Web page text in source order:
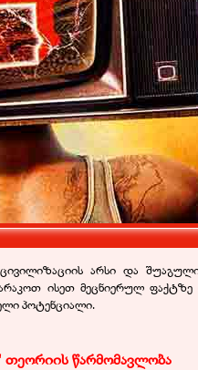
ცივილიზაციის არსი და
ისეთ მეცნიერულ
პოტენციალი.
წარმომავლობა